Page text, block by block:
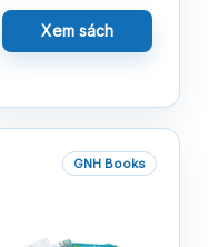
Xem sách
GNH Books